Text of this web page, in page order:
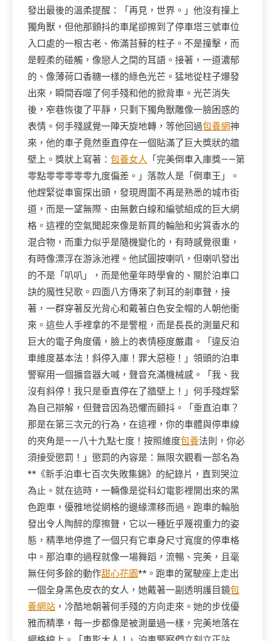
發出最後的溫柔提醒：「再見，世界。」他沒有撞上
獨角獸，但他那顫抖的車尾卻擦到了停車塔三號車位
入口處的一根古老、佈滿苔蘚的柱子。不是撞擊，而
是輕柔的碰觸，像戀人之間的耳語。接著，一道濃郁
的、像薄荷口香糖一樣的綠色光芒。猛地從柱子爆發
出來，瞬間吞噬了何手殘和他的掀背車。光芒消失
後，窄巷恢復了平靜，只剩下獨角獸雕像一臉困惑的
表情。何手殘感覺一陣天旋地轉，等他回過包養網神
來，他的車子竟然垂直停在一個貼滿了巨大獎狀的牆
壁上。獎狀上寫著： 包養女人 「完美倒車入庫獎——第
零點零零零零零九度偏差。」落款人是「倒車王」。
他趕緊從車窗探出頭，發現周圍不再是熟悉的城市街
道，而是一望無際、由無數白線和編號組成的巨大網
格。這裡的空氣聞起來像是新買的輪胎和劣質香水的
混合物，而重力似乎是隨機變化的，有時感覺很重，
有時像漂浮在游泳池裡。他試圖按喇叭，但喇叭發出
的不是「叭叭」，而是他童年時學會的、關於泊車口
訣的魔性兒歌。四面八方傳來了刺耳的剎車聲，接
著，一群穿著反光背心和戴著白色安全帽的人朝他衝
來。這些人手裡拿的不是警棍，而是長長的測量尺和
巨大的電子角度儀，臉上的表情極度嚴肅。「違反泊
車維度基本法！斜停入庫！罪大惡極！」領頭的泊車
警察用一個擴音器大喊，聲音充滿機械感。「我、我
沒有斜停！我只是垂直停在了牆壁上！」何手殘趕緊
為自己辯解，但聲音因為恐懼而顫抖。「垂直泊車？
那是在第三次元的行為，在這裡，你的車體與停車線
的夾角是——八十九點七度！按照維度包養法則，你必
須接受懲罰！」懲罰的內容是：無限次觀看一部名為
**《新手泊車七百次失敗集錦》的紀錄片，直到哭泣
為止。就在這時，一輛像是從科幻電影裡開出來的黑
色跑車，優雅地從網格的邊緣漂移而過。跑車的輪胎
發出令人陶醉的摩擦聲，它以一種近乎蔑視重力的姿
態，精準地停進了一個只有它車身尺寸寬度的停車格
中。那泊車的過程就像一場舞蹈，流暢、完美，且毫
無任何多餘的動作甜心花園**。跑車的駕駛座上走出
一個全身黑色皮衣的女人，她戴著一副透明護目鏡包
養網站 ，冷酷地朝著何手殘的方向走來。她的步伐優
雅而精準，每一步都像是被測量過一樣，完美地落在